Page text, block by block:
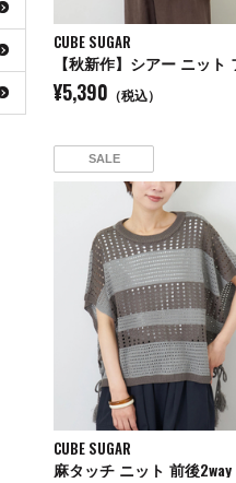
CUBE SUGAR
¥5,390 （税込）
SALE
CUBE SUGAR